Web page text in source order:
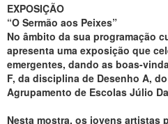
EXPOSIÇÃO
“O Sermão aos Peixes”
No âmbito da sua programação
apresenta uma exposição que
emergentes, dando as boas-
F, da disciplina de Desenho A,
Agrupamento de Escolas Júlio
Nesta mostra, os jovens artistas